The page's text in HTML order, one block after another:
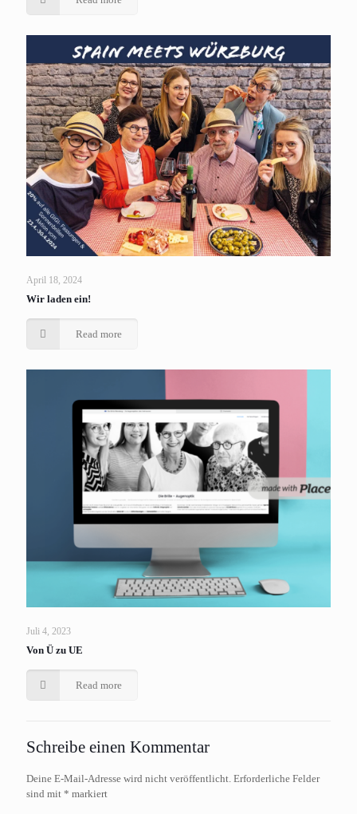
April 18, 2024
Wir laden ein!
Read more
Juli 4, 2023
Von Ü zu UE
Read more
Schreibe einen Kommentar
Deine E-Mail-Adresse wird nicht veröffentlicht. Erforderliche Felder
sind mit * markiert